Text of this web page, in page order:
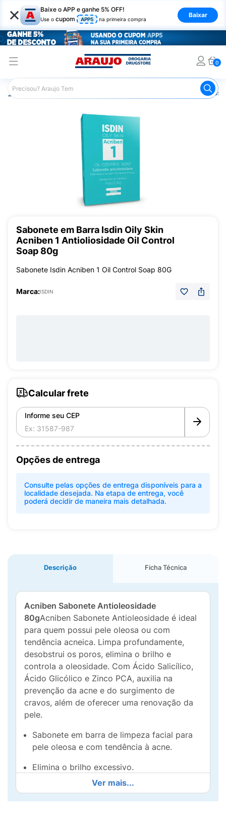
× Baixe o APP e ganhe 5% OFF!
Use o cupom APP5 na primeira compra
Baixar
0
Araujo Dermocosméticos Dermocosméticos para o
Sabonete em Barra Isdin Oily Skin
Acniben 1 Antioliosidade Oil Control
Soap 80g
Sabonete Isdin Acniben 1 Oil Control Soap 80G
Marca:ISDIN
Calcular frete
Informe seu CEP
Opções de entrega
Consulte pelas opções de entrega disponíveis para a
localidade desejada. Na etapa de entrega, você
poderá decidir de maneira mais detalhada.
Descrição Ficha Técnica
Acniben Sabonete Antioleosidade
80gAcniben Sabonete Antioleosidade é ideal
para quem possui pele oleosa ou com
tendência acneica. Limpa profundamente,
desobstrui os poros, elimina o brilho e
controla a oleosidade. Com Ácido Salicílico,
Ácido Glicólico e Zinco PCA, auxilia na
prevenção da acne e do surgimento de
cravos, além de oferecer uma renovação da
pele.
Sabonete em barra de limpeza facial para
pele oleosa e com tendência à acne.
Elimina o brilho excessivo.
Limpa e desobstrui os poros.
Ver mais...